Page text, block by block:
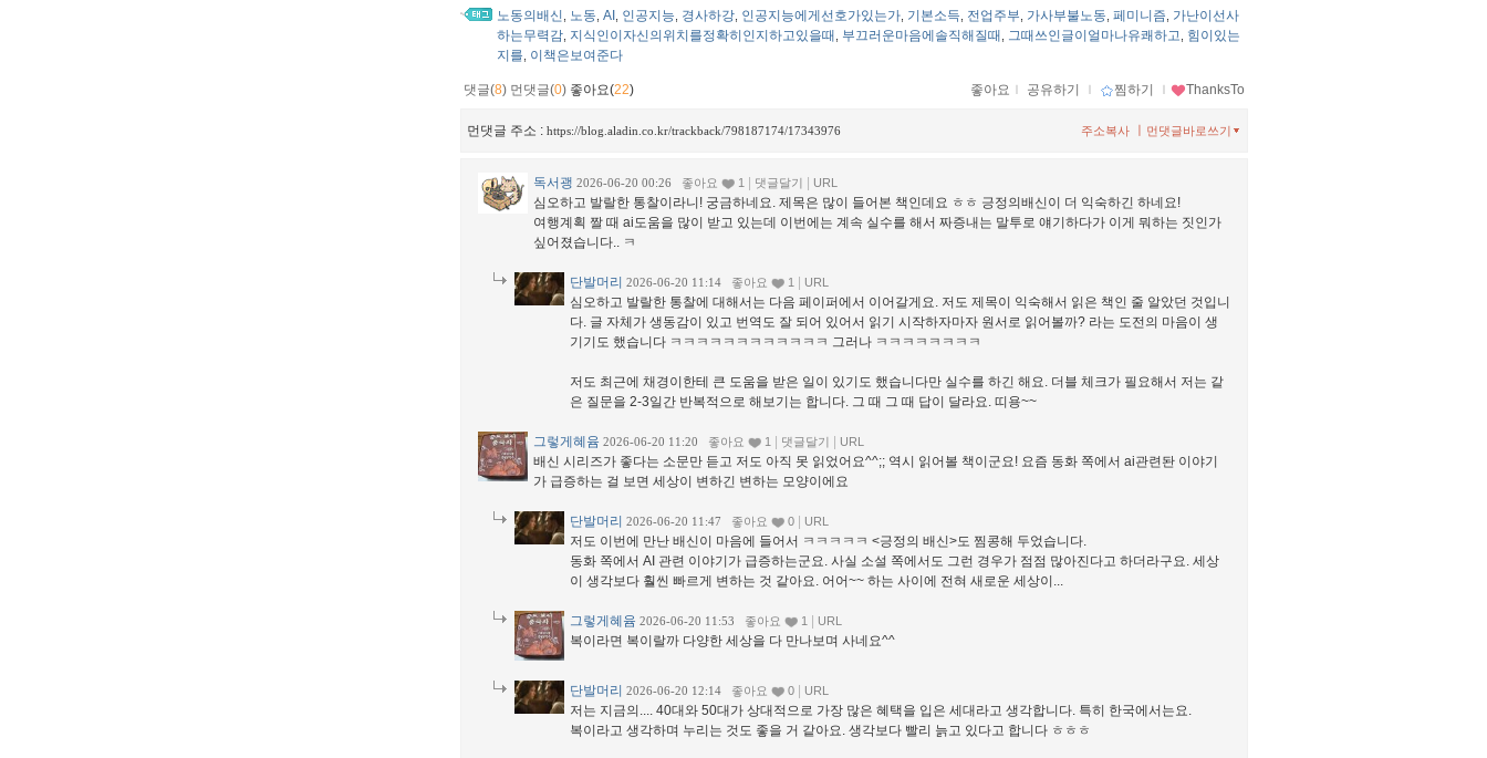
노동의배신 , 노동, AI , 인공지능, 경사하강, 인공지능에게선호가있는가, 기본소득, 전업주부, 가사부불노동, 페미니즘, 가난이선사
하는무력감, 지식인이자신의위치를정확히인지하고있을때 , 부끄러운마음에솔직해질때 , 그때쓰인글이얼마나유쾌하고, 힘이있는
지를, 이책은보여준다
댓글(8) 먼댓글(0) 좋아요(22) 좋아요 ｌ 공유하기 ｌ 찜하기 ｌ ThanksTo
먼댓글 주소 : https://blog.aladin.co.kr/trackback/798187174/17343976 먼댓글바로쓰기
주소복사
독서괭 2026-06-20 00:26 좋아요 1 댓글달기 URL
심오하고 발랄한 통찰이라니! 궁금하네요. 제목은 많이 들어본 책인데요 ㅎㅎ 긍정의배신이 더 익숙하긴 하네요!
여행계획 짤 때 ai도움을 많이 받고 있는데 이번에는 계속 실수를 해서 짜증내는 말투로 얘기하다가 이게 뭐하는 짓인가
싶어졌습니다.. ㅋ
단발머리 2026-06-20 11:14 좋아요 1 URL
심오하고 발랄한 통찰에 대해서는 다음 페이퍼에서 이어갈게요. 저도 제목이 익숙해서 읽은 책인 줄 알았던 것입니
다. 글 자체가 생동감이 있고 번역도 잘 되어 있어서 읽기 시작하자마자 원서로 읽어볼까? 라는 도전의 마음이 생
기기도 했습니다 ㅋㅋㅋㅋㅋㅋㅋㅋㅋㅋㅋㅋ 그러나 ㅋㅋㅋㅋㅋㅋㅋㅋ
저도 최근에 채경이한테 큰 도움을 받은 일이 있기도 했습니다만 실수를 하긴 해요. 더블 체크가 필요해서 저는 같
은 질문을 2-3일간 반복적으로 해보기는 합니다. 그 때 그 때 답이 달라요. 띠용~~
그렇게혜윰 2026-06-20 11:20 좋아요 1 댓글달기 URL
배신 시리즈가 좋다는 소문만 듣고 저도 아직 못 읽었어요^^;; 역시 읽어볼 책이군요! 요즘 동화 쪽에서 ai관련돤 이야기
가 급증하는 걸 보면 세상이 변하긴 변하는 모양이에요
단발머리 2026-06-20 11:47 좋아요 0 URL
저도 이번에 만난 배신이 마음에 들어서 ㅋㅋㅋㅋㅋ <긍정의 배신>도 찜콩해 두었습니다.
동화 쪽에서 AI 관련 이야기가 급증하는군요. 사실 소설 쪽에서도 그런 경우가 점점 많아진다고 하더라구요. 세상
이 생각보다 훨씬 빠르게 변하는 것 같아요. 어어~~ 하는 사이에 전혀 새로운 세상이...
그렇게혜윰 2026-06-20 11:53 좋아요 1 URL
복이라면 복이랄까 다양한 세상을 다 만나보며 사네요^^
단발머리 2026-06-20 12:14 좋아요 0 URL
저는 지금의.... 40대와 50대가 상대적으로 가장 많은 혜택을 입은 세대라고 생각합니다. 특히 한국에서는요.
복이라고 생각하며 누리는 것도 좋을 거 같아요. 생각보다 빨리 늙고 있다고 합니다 ㅎㅎㅎ